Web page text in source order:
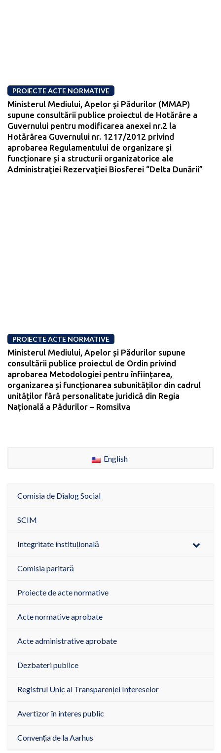
PROIECTE ACTE NORMATIVE
Ministerul Mediului, Apelor şi Pădurilor (MMAP)
supune consultării publice proiectul de Hotărâre a
Guvernului pentru modificarea anexei nr.2 la
Hotărârea Guvernului nr. 1217/2012 privind
aprobarea Regulamentului de organizare şi
funcționare și a structurii organizatorice ale
Administraţiei Rezervaţiei Biosferei “Delta Dunării”
PROIECTE ACTE NORMATIVE
Ministerul Mediului, Apelor și Pădurilor supune
consultării publice proiectul de Ordin privind
aprobarea Metodologiei pentru înființarea,
organizarea și funcționarea subunităților din cadrul
unităților fără personalitate juridică din Regia
Națională a Pădurilor – Romsilva
English
Comisia de Dialog Social
SCIM
Integritate instituțională
Comisia paritară
Proiecte de acte normative
Acte normative aprobate
Acte administrative aprobate
Dezbateri publice
Registrul Unic al Transparenței Intereselor
Avertizor în interes public
Convenția de la Aarhus